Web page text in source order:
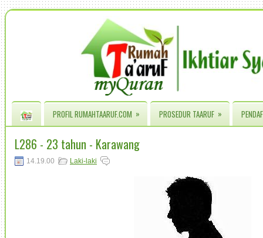
PROFIL RUMAHTAARUF.COM » PROSEDUR TAARUF »
L286 - 23 tahun - Karawang
14.19.00 Laki-laki